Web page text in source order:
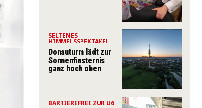
SELTENES
HIMMELSSPEKTAKEL
Donauturm lädt zur
Sonnenfinsternis
ganz hoch oben
BARRIEREFREI ZUR U6